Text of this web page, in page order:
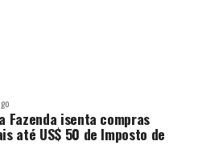
Fazenda isenta compras
até US$ 50 de Imposto de